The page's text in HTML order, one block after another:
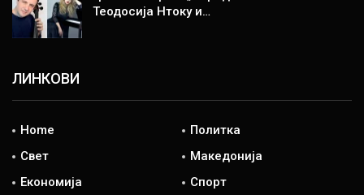
Теодосија Нтоку и…
ЛИНКОВИ
Home
Политка
Свет
Македонија
Економија
Спорт